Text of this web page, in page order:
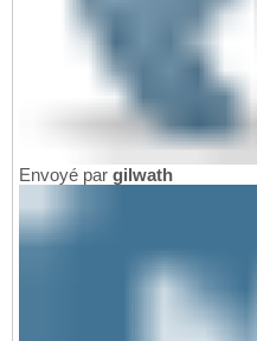
Envoyé par gilwath